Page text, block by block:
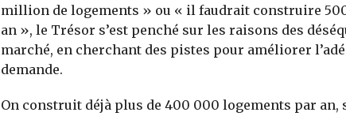
million de logements » ou « il faudrait construire
an », le Trésor s’est penché sur les raisons des
marché, en cherchant des pistes pour améliorer
demande.
On construit déjà plus de 400 000 logements par an,